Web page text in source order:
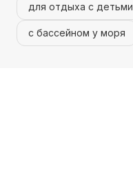
для отдыха с детьми
с бассейном у моря